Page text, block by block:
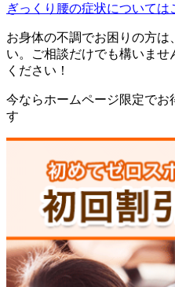
ぎっくり腰の症状については
お身体の不調でお困りの方は
い。ご相談だけでも構いま
ください！
今ならホームページ限定でお
す